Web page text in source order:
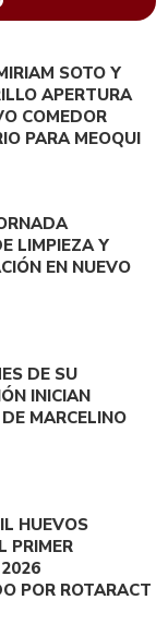
SOTO Y
APERTURA
COMEDOR
PARA MEOQUI
LIMPIEZA Y
EN NUEVO
DE SU
INICIAN
MARCELINO
HUEVOS
PRIMER
POR ROTARACT